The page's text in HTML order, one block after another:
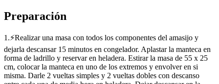
Preparación
1.⚡Realizar una masa con todos los componentes del amasijo y
dejarla descansar 15 minutos en congelador. Aplastar la manteca en
forma de ladrillo y reservar en heladera. Estirar la masa de 55 x 25
cm, colocar la manteca en uno de los extremos y envolver en si
misma. Darle 2 vueltas simples y 2 vueltas dobles con descanso